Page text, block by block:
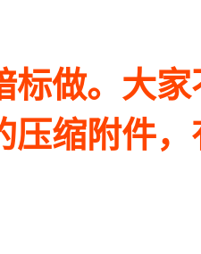
标做。大
压缩附件